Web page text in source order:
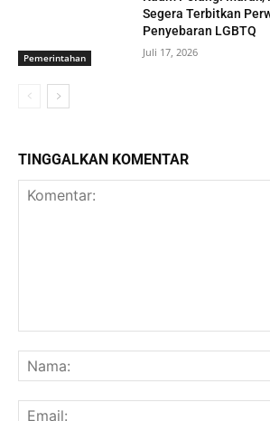
Pemerintahan
Segera Terbitkan
Penyebaran LGBTQ
Juli 17, 2026
TINGGALKAN KOMENTAR